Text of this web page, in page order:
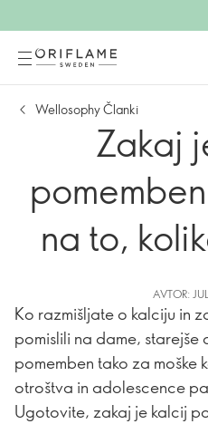
Wellosophy Članki
Zakaj
na to,
AVTOR:
Ko razmišljate o kalciju in
pomislili na dame,
pomemben tako za moške
otroštva in adolescence
Ugotovite, zakaj je kalcij